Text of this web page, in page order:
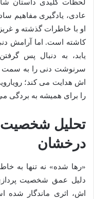
لحظات کلیدی داستان
عادی، یادگیری مفاهیم
او با خاطرات گذشته و
کاشته است. اما آرامش
یابد، به دنبال پس
سرنوشت دنی را به سمت
اش هدایت می کند؛
را برای همیشه به بردگی
تحلیل شخصیت
درخشان
«رها شده» نه تنها به
دلیل عمق شخصیت
اش، اثری ماندگار